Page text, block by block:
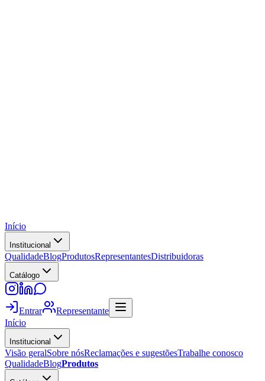
Início
Institucional
QualidadeBlogProdutosRepresentantesDistribuidoras
Catálogo
Entrar
Representante
Início
Institucional
Visão geralSobre nósReclamações e sugestõesTrabalhe conosco
QualidadeBlogProdutos